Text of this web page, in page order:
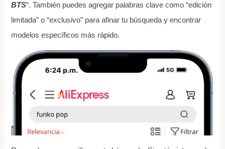
BTS“. También puedes agregar palabras clave como “edición
limitada” o “exclusivo” para afinar tu búsqueda y encontrar
modelos específicos más rápido.